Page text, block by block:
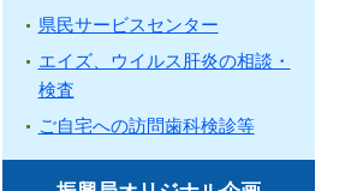
県民サービスセンター
エイズ、ウイルス肝炎の相談・
検査
ご自宅への訪問歯科検診等